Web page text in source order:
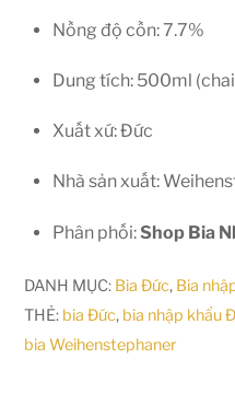
Nồng độ cồn: 7.7%
Dung tích: 500ml
Xuất xứ: Đức
Nhà sản xuất:
Phân phối:Shop Bia
DANH MỤC: Bia Đức, Bia
THẺ: bia Đức, bia nhập khẩu
bia Weihenstephaner